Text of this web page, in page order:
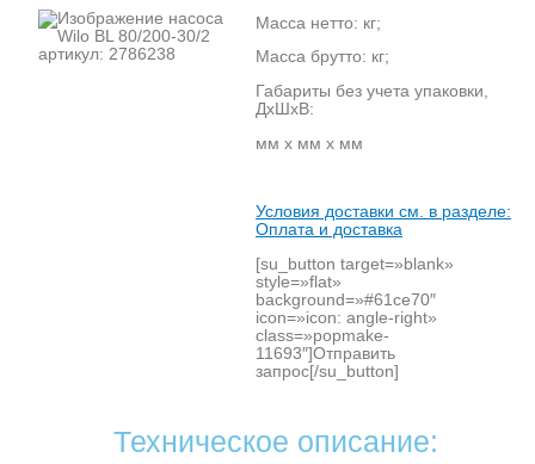
Масса нетто: кг;
Масса брутто: кг;
Габариты без учета упаковки,
ДхШхВ:
мм х мм х мм
Условия доставки см. в разделе:
Оплата и доставка
[su_button target=»blank»
style=»flat»
background=»#61ce70″
icon=»icon: angle-right»
class=»popmake-
11693″]Отправить
запрос[/su_button]
Техническое описание: